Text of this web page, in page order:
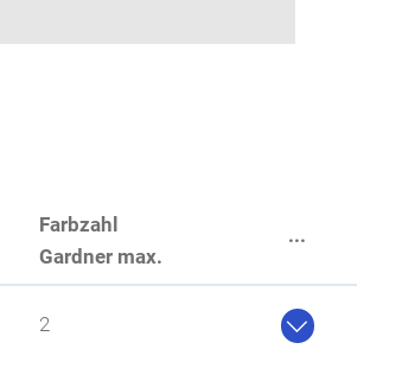
Farbzahl
Gardner max.
...
2 